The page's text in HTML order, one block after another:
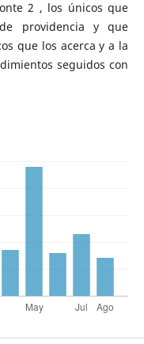
2 , los únicos que
providencia y que
que los acerca y a la
seguidos con